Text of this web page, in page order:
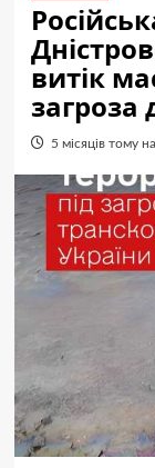
витік
5 місяців тому